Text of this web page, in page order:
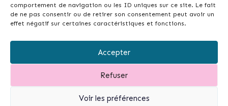
comportement de navigation ou les ID uniques sur ce site. Le fait
de ne pas consentir ou de retirer son consentement peut avoir un
effet négatif sur certaines caractéristiques et fonctions.
Accepter
Refuser
Voir les préférences
Ce site dans votre commune ?
tous•tes, permettant de développer les liens
intergénérationnels et la vie de votre ville ou
Contactez-moi pour en discuter.